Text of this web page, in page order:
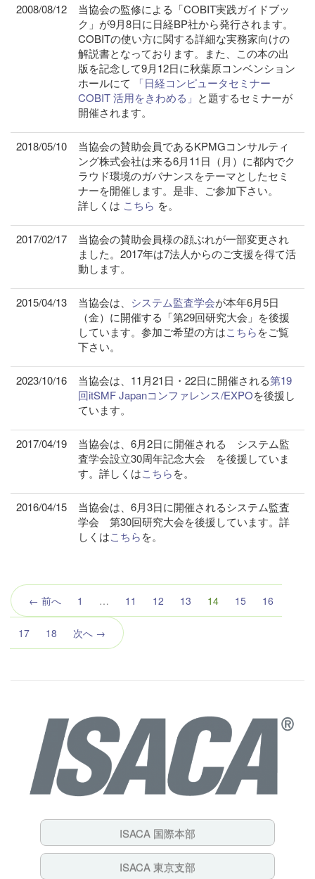
2008/08/12
当協会の監修による「COBIT実践ガイドブッ
ク」が9月8日に日経BP社から発行されます。
COBITの使い方に関する詳細な実務家向けの
解説書となっております。また、この本の出
版を記念して9月12日に秋葉原コンベンション
ホールにて
「日経コンピュータセミナー
COBIT 活用をきわめる」 と題するセミナーが
開催されます。
2018/05/10
当協会の賛助会員であるKPMGコンサルティ
ング株式会社は来る6月11日（月）に都内でク
ラウド環境のガバナンスをテーマとしたセミ
ナーを開催します。是非、ご参加下さい。
詳しくは こちら を。
2017/02/17
当協会の賛助会員様の顔ぶれが一部変更され
ました。2017年は7法人からのご支援を得て活
動します。
2015/04/13 当協会は、 システム監査学会が本年6月5日
（金）に開催する「第29回研究大会」を後援
しています。参加ご希望の方はこちらをご覧
下さい。
2023/10/16 当協会は、11月21日・22日に開催される第19
回itSMF Japanコンファレンス/EXPOを後援し
ています。
2017/04/19
当協会は、6月2日に開催される システム監
査学会設立30周年記念大会 を後援していま
す。詳しくはこちらを。
2016/04/15
当協会は、6月3日に開催されるシステム監査
学会 第30回研究大会を後援しています。詳
しくはこちらを。
← 前へ 1 … 11 12 13 14（こ
の
15 16
17 18 次へ →
ISACA 国際本部
ISACA 東京支部